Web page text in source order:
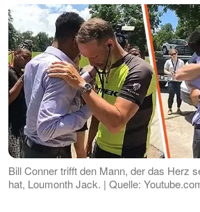
Bill Conner trifft den Mann, der das Herz
hat, Loumonth Jack. | Quelle: